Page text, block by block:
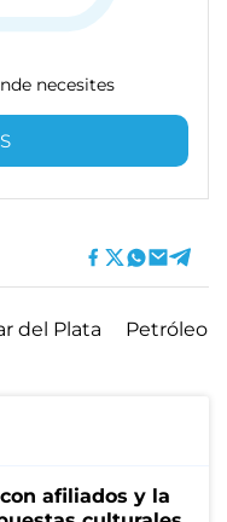
necesites
del Plata Petróleo
afiliados y la